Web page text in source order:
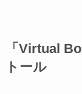
「Virtual
トール